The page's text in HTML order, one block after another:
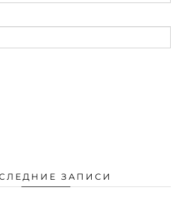
ЗАПИСИ